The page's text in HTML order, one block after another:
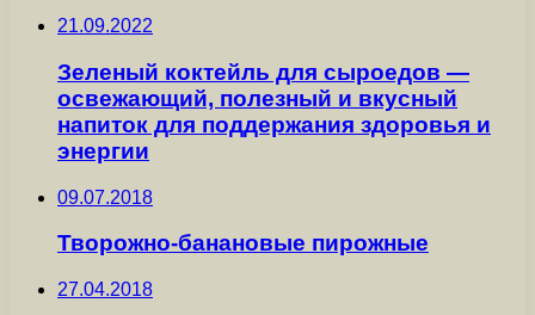
21.09.2022
Зеленый коктейль для сыроедов —
освежающий, полезный и вкусный
напиток для поддержания здоровья и
энергии
09.07.2018
Творожно-банановые пирожные
27.04.2018